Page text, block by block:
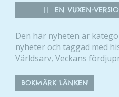
EN VUXEN-
Den här nyheten är
nyheter och taggad med
Världsarv, Veckans
BOKMÄRK LÄNKEN